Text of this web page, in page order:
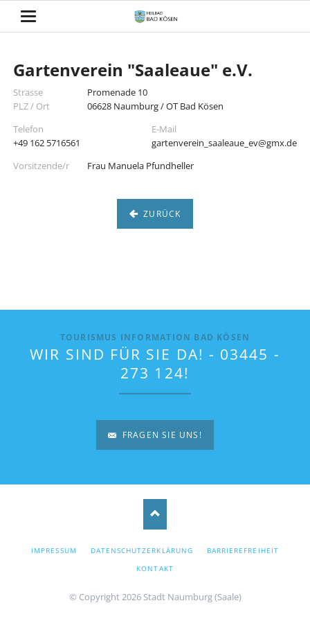
Gartenverein "Saaleaue" e.V.
Strasse
Promenade 10
PLZ / Ort
06628 Naumburg / OT Bad Kösen
Telefon
+49 162 5716561
E-Mail
gartenverein_saaleaue_ev@gmx.de
Vorsitzende/r
Frau Manuela Pfundheller
ZURÜCK
TOURISMUS INFORMATION BAD KÖSEN
WIR SIND FÜR SIE DA! - 03445 -
273 124!
FRAGEN SIE UNS!
NAVIGATION
IMPRESSUM DATENSCHUTZERKLÄRUNG
BARRIEREFREIHEIT
KONTAKT
© Copyright 2026 Stadt Naumburg (Saale)